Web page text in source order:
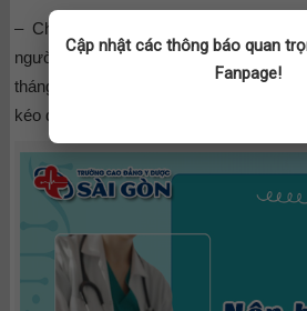
– Chương trình Bác sĩ Chuyên
người học phải có thời gian thực
tháng trước khi đăng ký. Thời gian
kéo dài khoảng 2 năm, kèm theo điều
Cập nhật các thông báo quan
Fanpage!